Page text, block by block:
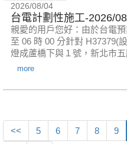
2026/08/04
台電計劃性施工-2026/
親愛的用戶您好：由於台電
至 06 時 00 分針對 H37379(
燈成蘆橋下與１號，新北市
more
<< 5 6 7 8 9